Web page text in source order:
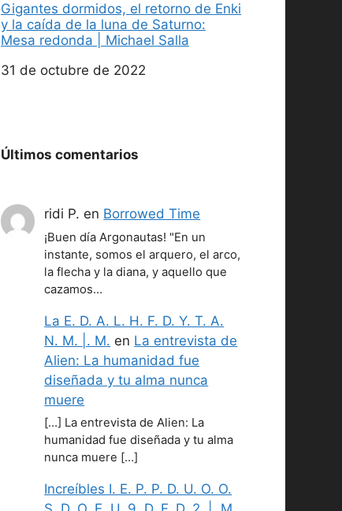
Gigantes dormidos, el retorno de Enki
y la caída de la luna de Saturno:
Mesa redonda | Michael Salla
Fecha
31 de octubre de 2022
Últimos comentarios
ridi P. en Borrowed Time
¡Buen día Argonautas! "En un
instante, somos el arquero, el arco,
la flecha y la diana, y aquello que
cazamos…
La E. D. A. L. H. F. D. Y. T. A.
N. M. |. M. en La entrevista de
Alien: La humanidad fue
diseñada y tu alma nunca
muere
[…] La entrevista de Alien: La
humanidad fue diseñada y tu alma
nunca muere […]
Increíbles I. E. P. P. D. U. O. O.